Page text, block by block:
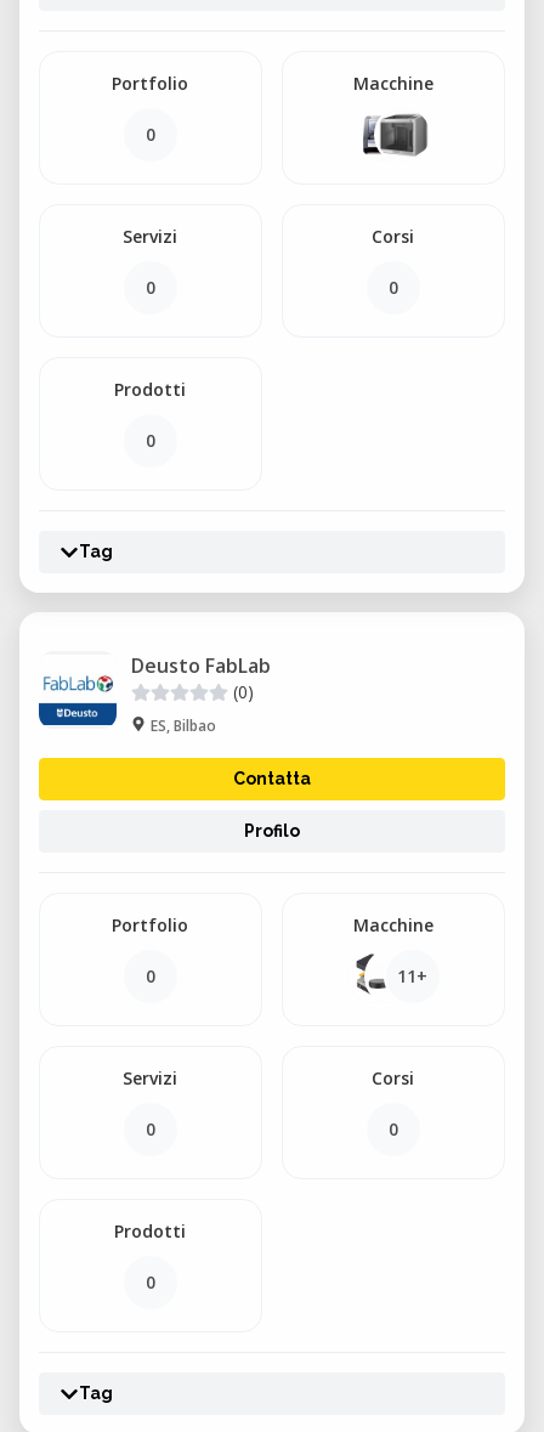
Portfolio
0
Macchine
Servizi
0
Corsi
0
Prodotti
0
Tag
Deusto FabLab
(0)
ES, Bilbao
Contatta
Profilo
Portfolio
0
Macchine
11+
Servizi
0
Corsi
0
Prodotti
0
Tag